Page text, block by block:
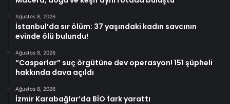
Ağustos 8, 2026
İstanbul’da sır ölüm: 37 yaşındaki kadın savcının
evinde ölü bulundu!
Ağustos 8, 2026
“Casperlar” suç örgütüne dev operasyon! 151 şüpheli
hakkında dava açıldı
Ağustos 8, 2026
İzmir Karabağlar’da BİO fark yarattı